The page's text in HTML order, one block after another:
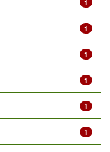
1
1
1
1
1
1